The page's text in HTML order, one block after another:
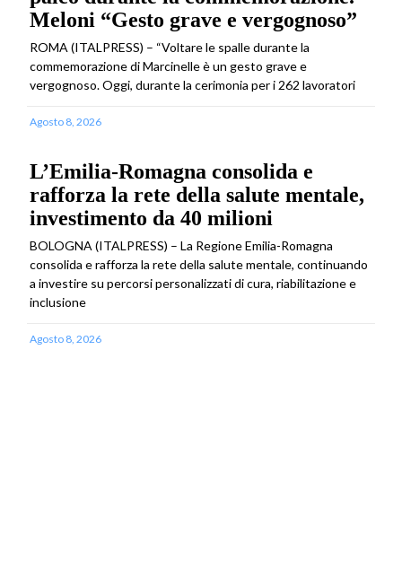
Meloni “Gesto grave e vergognoso”
ROMA (ITALPRESS) – “Voltare le spalle durante la
commemorazione di Marcinelle è un gesto grave e
vergognoso. Oggi, durante la cerimonia per i 262 lavoratori
Agosto 8, 2026
L’Emilia-Romagna consolida e
rafforza la rete della salute mentale,
investimento da 40 milioni
BOLOGNA (ITALPRESS) – La Regione Emilia-Romagna
consolida e rafforza la rete della salute mentale, continuando
a investire su percorsi personalizzati di cura, riabilitazione e
inclusione
Agosto 8, 2026